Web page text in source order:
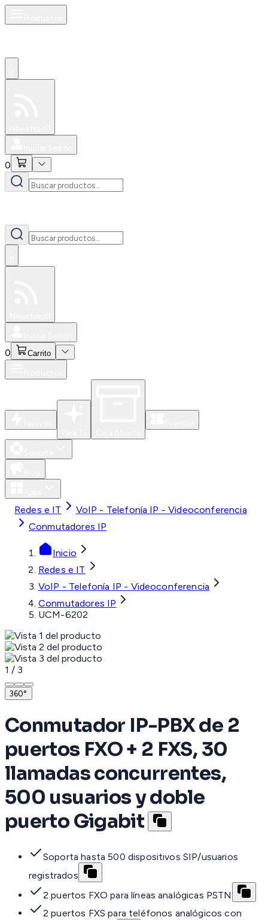
0
0 Carrito
Redes e IT
VoIP - Telefonía IP - Videoconferencia
Conmutadores IP
Inicio
Redes e IT
VoIP - Telefonía IP - Videoconferencia
Conmutadores IP
UCM-6202
1 / 3
360°
Conmutador IP-PBX de 2
puertos FXO + 2 FXS, 30
llamadas concurrentes,
500 usuarios y doble
puerto Gigabit
Soporta hasta 500 dispositivos SIP/usuarios
registrados
2 puertos FXO para líneas analógicas PSTN
2 puertos FXS para teléfonos analógicos con